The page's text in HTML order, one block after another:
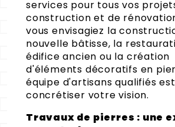
services pour tous vos
construction et de
vous envisagiez la
nouvelle bâtisse, la
édifice ancien ou la création
d'éléments décoratifs en
équipe d'artisans qualifiés
concrétiser votre vision.
Travaux de pierres : une